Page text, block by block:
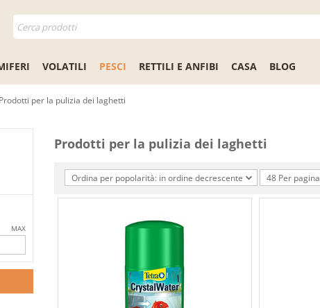
VOLATILI PESCI RETTILI E ANFIBI CASA BLOG
Prodotti per la pulizia dei laghetti
MAX
Prodotti per la pulizia dei laghetti
Ordina per popolarità: in ordine decrescente 48 Per pagina